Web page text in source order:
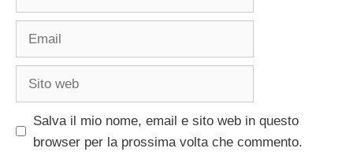
Salva il mio nome, email e sito web in questo
browser per la prossima volta che commento.